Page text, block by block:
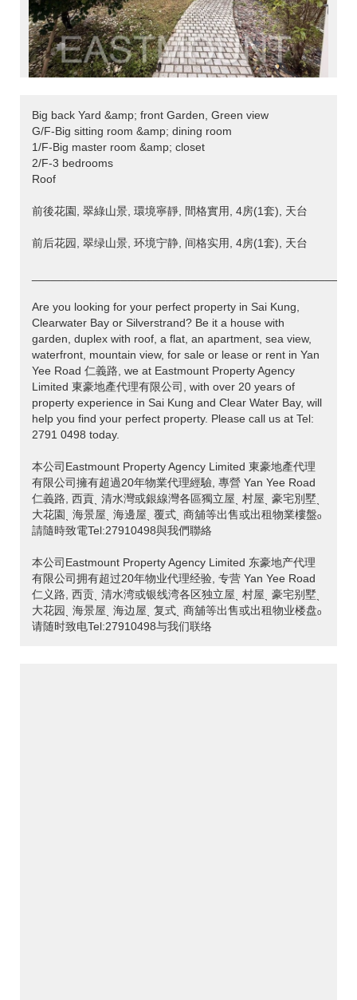
Big back Yard &amp; front Garden, Green view
G/F-Big sitting room &amp; dining room
1/F-Big master room &amp; closet
2/F-3 bedrooms
Roof
前後花園, 翠綠山景, 環境寧靜, 間格實用, 4房(1套), 天台
前后花园, 翠绿山景, 环境宁静, 间格实用, 4房(1套), 天台
Are you looking for your perfect property in Sai Kung,
Clearwater Bay or Silverstrand? Be it a house with
garden, duplex with roof, a flat, an apartment, sea view,
waterfront, mountain view, for sale or lease or rent in Yan
Yee Road 仁義路, we at Eastmount Property Agency
Limited 東豪地產代理有限公司, with over 20 years of
property experience in Sai Kung and Clear Water Bay, will
help you find your perfect property. Please call us at Tel:
2791 0498 today.
本公司Eastmount Property Agency Limited 東豪地產代理
有限公司擁有超過20年物業代理經驗, 專營 Yan Yee Road
仁義路, 西貢ˎ 清水灣或銀線灣各區獨立屋ˎ 村屋ˎ 豪宅別墅ˎ
大花園ˎ 海景屋ˎ 海邊屋ˎ 覆式ˎ 商舖等出售或出租物業樓盤ₒ
請隨時致電Tel:27910498與我們聯絡
本公司Eastmount Property Agency Limited 东豪地产代理
有限公司拥有超过20年物业代理经验, 专营 Yan Yee Road
仁义路, 西贡ˎ 清水湾或银线湾各区独立屋ˎ 村屋ˎ 豪宅别墅ˎ
大花园ˎ 海景屋ˎ 海边屋ˎ 复式ˎ 商舖等出售或出租物业楼盘ₒ
请随时致电Tel:27910498与我们联络